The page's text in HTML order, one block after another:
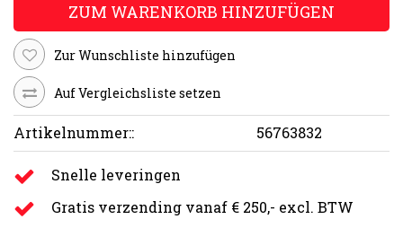
ZUM WARENKORB HINZUFÜGEN
Zur Wunschliste hinzufügen
Auf Vergleichsliste setzen
Artikelnummer:: 56763832
Snelle leveringen
Gratis verzending vanaf € 250,- excl. BTW